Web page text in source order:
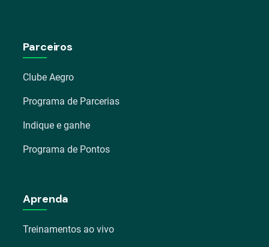
Parceiros
Clube Aegro
Programa de Parcerias
Indique e ganhe
Programa de Pontos
Aprenda
Treinamentos ao vivo